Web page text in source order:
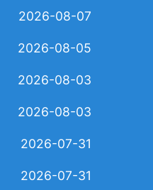
2026-08-07
2026-08-05
2026-08-03
2026-08-03
2026-07-31
2026-07-31